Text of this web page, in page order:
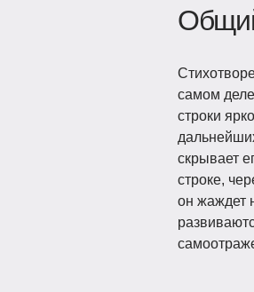
самом
строки
скрывает
строке,
он жаждет